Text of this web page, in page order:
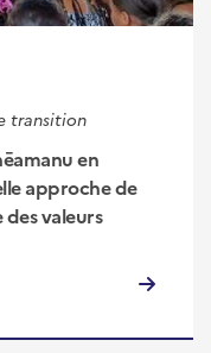
transition
en
approche de
valeurs